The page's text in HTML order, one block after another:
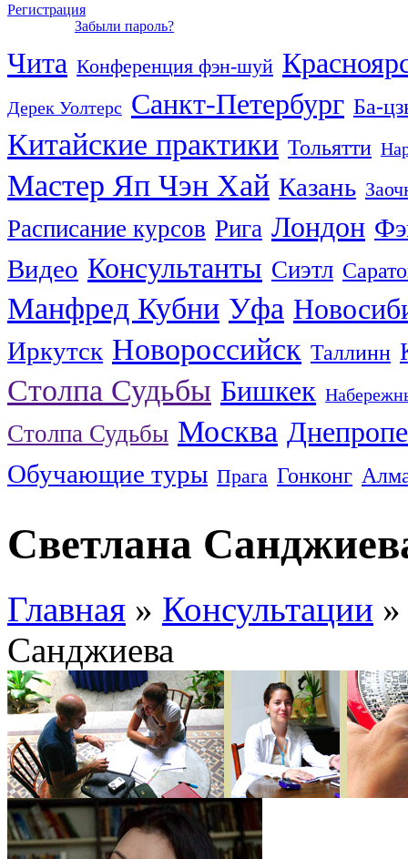
Регистрация
Забыли пароль?
Чита Конференция фэн-шуй
Дерек Уолтерс Санкт-Петербург Ба-
Китайские практики Тольятти
Мастер Яп Чэн Хай Казань
Расписание курсов Рига Лондон
Видео Консультанты Сиэтл
Манфред Кубни Уфа
Иркутск Новороссийск Таллинн
Столпа Судьбы Бишкек
Столпа Судьбы Москва
Обучающие туры Прага Гонконг
Светлана
Главная » Консультации
Санджиева